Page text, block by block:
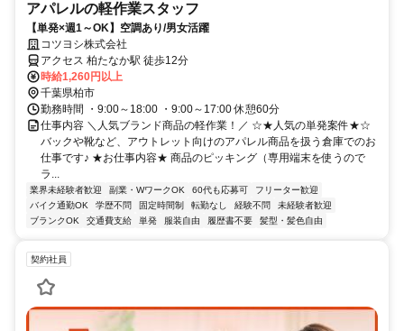
アパレルの軽作業スタッフ
【単発×週1～OK】空調あり/男女活躍
コツヨシ株式会社
アクセス 柏たなか駅 徒歩12分
時給1,260円以上
千葉県柏市
勤務時間 ・9:00～18:00 ・9:00～17:00 休憩60分
仕事内容 ＼人気ブランド商品の軽作業！／ ☆★人気の単発案件★☆
バックや靴など、アウトレット向けのアパレル商品を扱う倉庫でのお
仕事です♪ ★お仕事内容★ 商品のピッキング（専用端末を使うので
ラ...
業界未経験者歓迎 副業・WワークOK 60代も応募可
フリーター歓迎
バイク通勤OK
学歴不問 固定時間制 転勤なし 経験不問
未経験者歓迎
ブランクOK
交通費支給 単発 服装自由 履歴書不要 髪型・髪色自由
契約社員